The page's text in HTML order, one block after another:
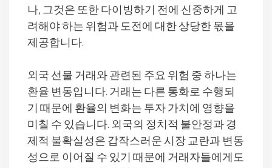
나, 그것은 또한 다이빙하기 전에 신중하게 고
려해야 하는 위험과 도전에 대한 상당한 몫을
제공합니다.
외국 선물 거래와 관련된 주요 위험 중 하나는
환율 변동입니다. 거래는 다른 통화로 수행되
기 때문에 환율의 변화는 투자 가치에 영향을
미칠 수 있습니다. 외국의 정치적 불안정과 경
제적 불확실성은 갑작스러운 시장 교란과 변동
성으로 이어질 수 있기 때문에 거래자들에게도